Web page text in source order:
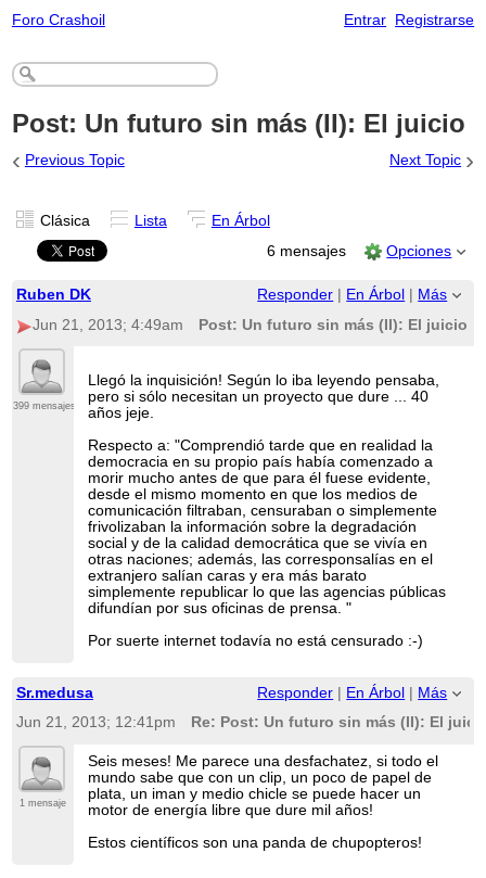
Foro Crashoil Entrar Registrarse
Post: Un futuro sin más (II): El juicio
‹ Previous Topic Next Topic ›
Clásica Lista
En Árbol
6 mensajes
Opciones
Ruben DK Responder En Árbol
Más
Jun 21, 2013; 4:49am
Post: Un futuro sin más (II): El juicio
399 mensajes
Llegó la inquisición! Según lo iba leyendo pensaba,
pero si sólo necesitan un proyecto que dure ... 40
años jeje.
Respecto a: "Comprendió tarde que en realidad la
democracia en su propio país había comenzado a
morir mucho antes de que para él fuese evidente,
desde el mismo momento en que los medios de
comunicación filtraban, censuraban o simplemente
frivolizaban la información sobre la degradación
social y de la calidad democrática que se vivía en
otras naciones; además, las corresponsalías en el
extranjero salían caras y era más barato
simplemente republicar lo que las agencias públicas
difundían por sus oficinas de prensa. "
Por suerte internet todavía no está censurado :-)
Sr.medusa Responder En Árbol
Más
Jun 21, 2013; 12:41pm
Re: Post: Un futuro sin más (II): El
1 mensaje
Seis meses! Me parece una desfachatez, si todo el
mundo sabe que con un clip, un poco de papel de
plata, un iman y medio chicle se puede hacer un
motor de energía libre que dure mil años!
Estos científicos son una panda de chupopteros!